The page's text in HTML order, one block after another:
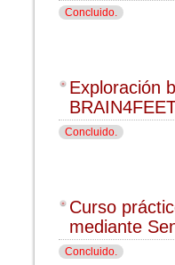
Concluido.
Exploración
Concluido.
Curso
mediante
Concluido.